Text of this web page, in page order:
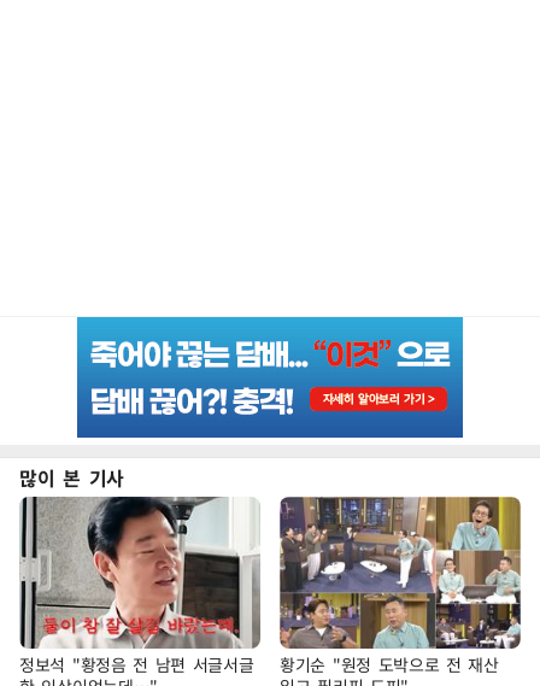
많이 본 기사
정보석 "황정음 전 남편 서글서글
황기순 "원정 도박으로 전 재산